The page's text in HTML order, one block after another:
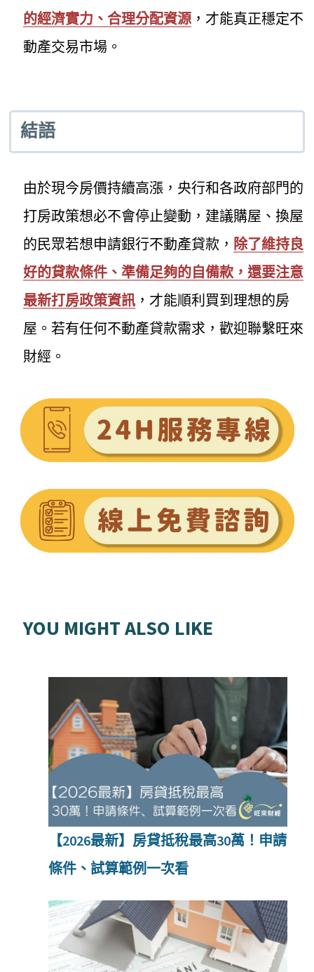
的經濟實力、合理分配資源 ，才能真正穩定不
動產交易市場。
結語
由於現今房價持續高漲，央行和各政府部門的
打房政策想必不會停止變動，建議購屋、換屋
的民眾若想申請銀行不動產貸款， 除了維持良
好的貸款條件、準備足夠的自備款，還要注意
最新打房政策資訊 ，才能順利買到理想的房
屋。若有任何不動產貸款需求，歡迎聯繫旺來
財經。
YOU MIGHT ALSO LIKE
【2026最新】房貸抵稅最高30萬！申請
條件、試算範例一次看